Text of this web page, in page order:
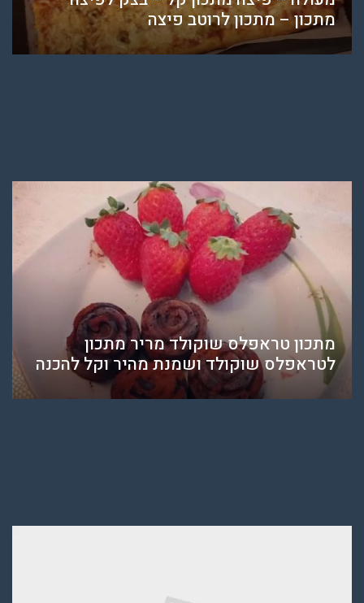
מתכון – מתכון לרוטב פיצה
מתכון טראפלס שוקולד מריר מתכון
לטראפלס שוקולד ושמנת מהיר וקל להכנה